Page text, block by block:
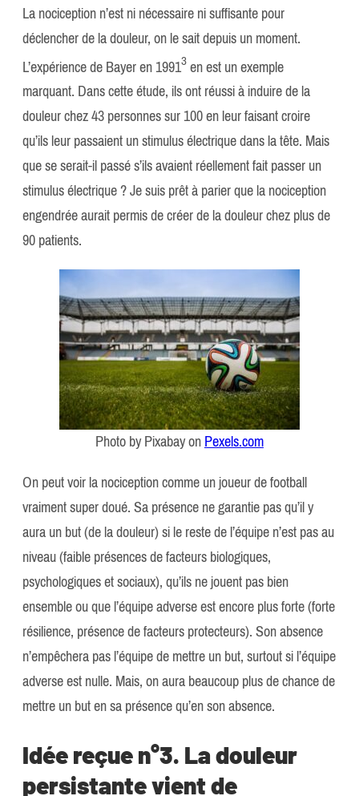
La nociception n’est ni nécessaire ni suffisante pour
déclencher de la douleur, on le sait depuis un moment.
L’expérience de Bayer en 1991​3​en est un exemple
marquant. Dans cette étude, ils ont réussi à induire de la
douleur chez 43 personnes sur 100 en leur faisant croire
qu’ils leur passaient un stimulus électrique dans la tête. Mais
que se serait-il passé s’ils avaient réellement fait passer un
stimulus électrique ? Je suis prêt à parier que la nociception
engendrée aurait permis de créer de la douleur chez plus de
90 patients.
Photo by Pixabay onPexels.com
On peut voir la nociception comme un joueur de football
vraiment super doué. Sa présence ne garantie pas qu’il y
aura un but (de la douleur) si le reste de l’équipe n’est pas au
niveau (faible présences de facteurs biologiques,
psychologiques et sociaux), qu’ils ne jouent pas bien
ensemble ou que l’équipe adverse est encore plus forte (forte
résilience, présence de facteurs protecteurs). Son absence
n’empêchera pas l’équipe de mettre un but, surtout si l’équipe
adverse est nulle. Mais, on aura beaucoup plus de chance de
mettre un but en sa présence qu’en son absence.
Idée reçue n°3. La douleur
persistante vient de